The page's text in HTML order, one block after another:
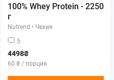
100% Whey Protein - 2250
г
Nutrend • Чехия
5
4498₴
60 ₴ / порция